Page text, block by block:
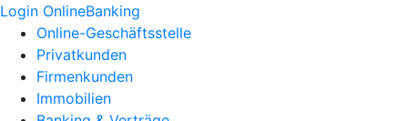
Login OnlineBanking
Online-Geschäftsstelle
Privatkunden
Firmenkunden
Immobilien